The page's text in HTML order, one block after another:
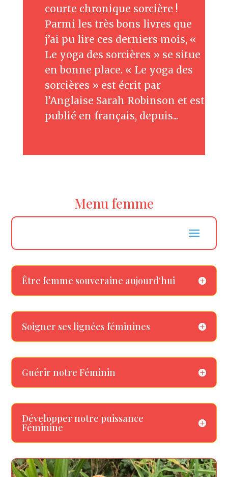
courte chronique sorcière !
Parmi les très bons livres que
j’ai pu lire ces derniers mois, «
Le yoga des sorcières » se situe
en bonne place. « Le yoga des
sorcières » est écrit par
l’Anglaise Sarah Robinson et est
publié en français, depuis...
Menu femme
Être femme souveraine aujourd'hui
Soigner ses lignées féminines
Guérir notre Féminin
Développer notre puissance
Féminine